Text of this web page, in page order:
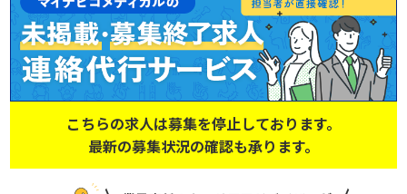
こちらの求人は募集を停止しております。
最新の募集状況の確認も承ります。